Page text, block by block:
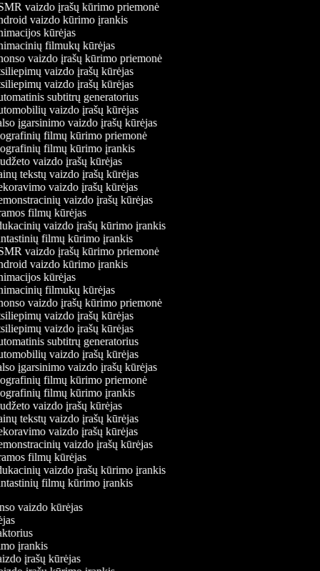
vaizdo įrašų kūrimo priemonė
vaizdo kūrimo įrankis
kūrėjas
filmukų kūrėjas
vaizdo įrašų kūrimo priemonė
vaizdo įrašų kūrėjas
vaizdo įrašų kūrėjas
subtitrų generatorius
vaizdo įrašų kūrėjas
įgarsinimo vaizdo įrašų kūrėjas
filmų kūrimo priemonė
filmų kūrimo įrankis
vaizdo įrašų kūrėjas
tekstų vaizdo įrašų kūrėjas
vaizdo įrašų kūrėjas
vaizdo įrašų kūrėjas
filmų kūrėjas
vaizdo įrašų kūrimo įrankis
filmų kūrimo įrankis
vaizdo įrašų kūrimo priemonė
vaizdo kūrimo įrankis
kūrėjas
filmukų kūrėjas
vaizdo įrašų kūrimo priemonė
vaizdo įrašų kūrėjas
vaizdo įrašų kūrėjas
subtitrų generatorius
vaizdo įrašų kūrėjas
įgarsinimo vaizdo įrašų kūrėjas
filmų kūrimo priemonė
filmų kūrimo įrankis
vaizdo įrašų kūrėjas
tekstų vaizdo įrašų kūrėjas
vaizdo įrašų kūrėjas
vaizdo įrašų kūrėjas
filmų kūrėjas
vaizdo įrašų kūrimo įrankis
filmų kūrimo įrankis
vaizdo kūrėjas
įrankis
įrašų kūrėjas